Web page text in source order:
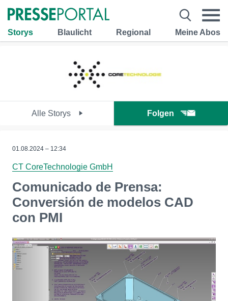
Storys Blaulicht Regional Meine Abos
Alle Storys Folgen
01.08.2024 – 12:34
CT CoreTechnologie GmbH
Comunicado de Prensa:
Conversión de modelos CAD
con PMI